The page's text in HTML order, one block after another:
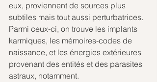
eux, proviennent de sources plus
subtiles mais tout aussi perturbatrices.
Parmi ceux-ci, on trouve les implants
karmiques, les mémoires-codes de
naissance, et les énergies extérieures
provenant des entités et des parasites
astraux, notamment.